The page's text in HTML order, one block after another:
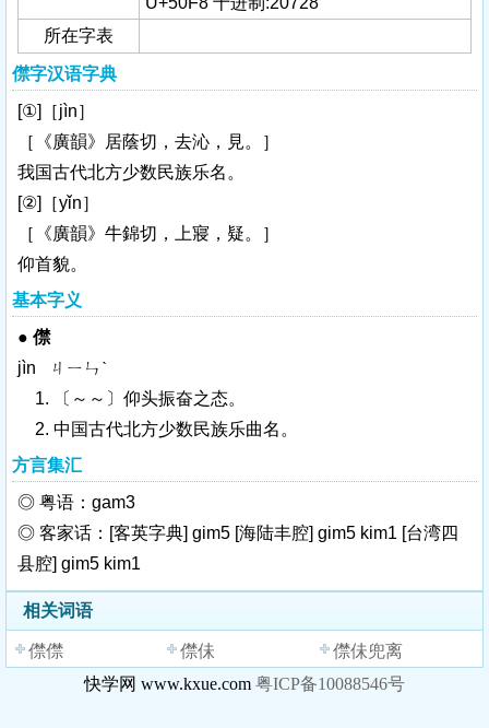
所在字表
僸字汉语字典
[①]［jìn］
［《廣韻》居蔭切，去沁，見。］
我国古代北方少数民族乐名。
[②]［yǐn］
［《廣韻》牛錦切，上寢，疑。］
仰首貌。
基本字义
● 僸
jìn ㄐㄧㄣˋ
1. 〔～～〕仰头振奋之态。
2. 中国古代北方少数民族乐曲名。
方言集汇
◎ 粤语：gam3
◎ 客家话：[客英字典] gim5 [海陆丰腔] gim5 kim1 [台湾四
县腔] gim5 kim1
相关词语
僸僸 僸佅
僸佅兜离
快学网 www.kxue.com 粤ICP备10088546号